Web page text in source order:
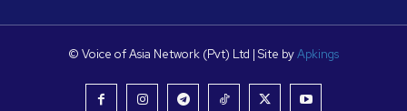
© Voice of Asia Network (Pvt) Ltd | Site byApkings